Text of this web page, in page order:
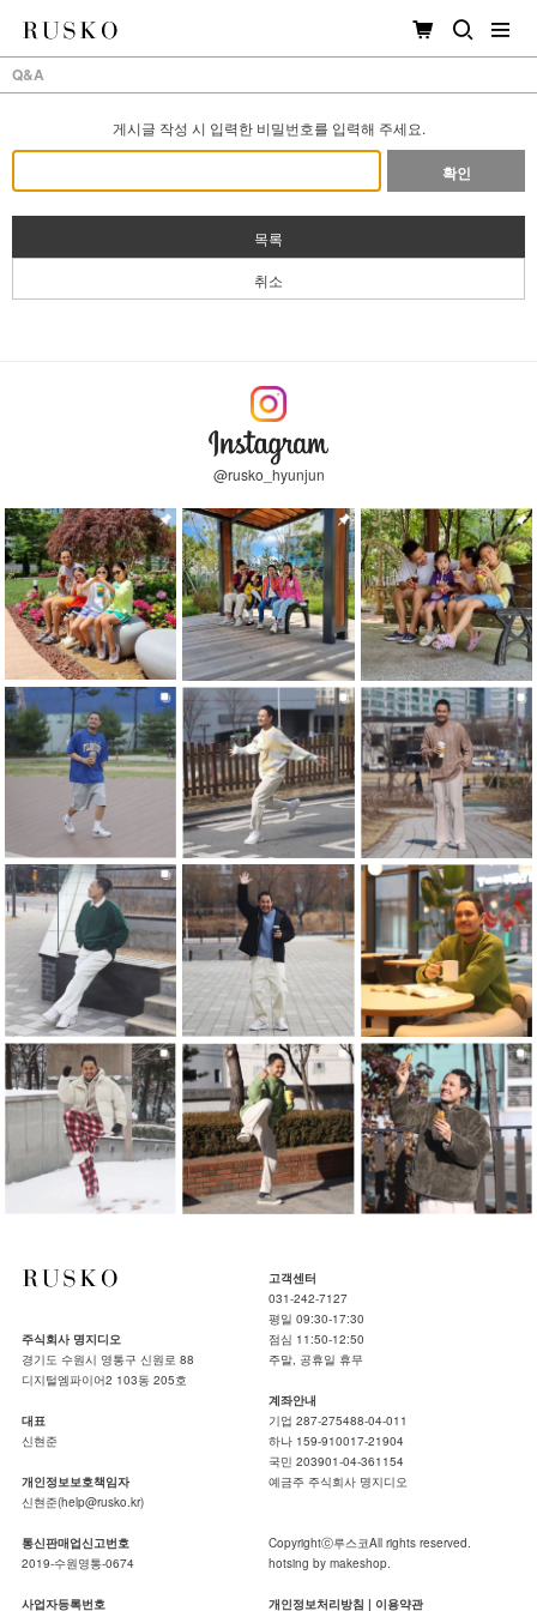
Q&A
게시글 작성 시 입력한 비밀번호를 입력해 주세요.
확인
목록
취소
@rusko_hyunjun
주식회사 명지디오
경기도 수원시 영통구 신원로 88
디지털엠파이어2 103동 205호
대표
신현준
개인정보보호책임자
신현준(help@rusko.kr)
통신판매업신고번호
2019-수원영통-0674
사업자등록번호
고객센터
031-242-7127
평일 09:30-17:30
점심 11:50-12:50
주말, 공휴일 휴무
계좌안내
기업 287-275488-04-011
하나 159-910017-21904
국민 203901-04-361154
예금주 주식회사 명지디오
Copyrightⓒ루스코All rights reserved.
hotsing by makeshop.
개인정보처리방침 | 이용약관